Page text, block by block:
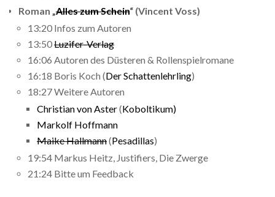
Roman „Alles zum Schein“ (Vincent Voss)
13:20 Infos zum Autoren
13:50Luzifer-Verlag
16:06 Autoren des Düsteren & Rollenspielromane
16:18 Boris Koch (Der Schattenlehrling)
18:27 Weitere Autoren
Christian von Aster(Koboltikum)
Markolf Hoffmann
Maike Hallmann(Pesadillas)
19:54 Markus Heitz, Justifiers, Die Zwerge
21:24 Bitte um Feedback